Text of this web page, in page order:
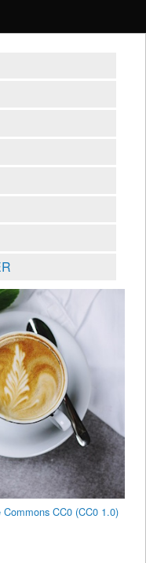
Commons CC0 (CC0 1.0)